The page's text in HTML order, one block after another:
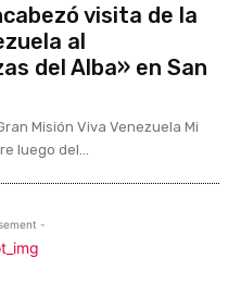
visita de la
al
del Alba» en San
Misión Viva Venezuela Mi
luego del...
-